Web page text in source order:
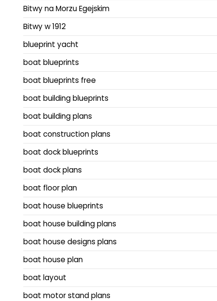
Bitwy na Morzu Egejskim
Bitwy w 1912
blueprint yacht
boat blueprints
boat blueprints free
boat building blueprints
boat building plans
boat construction plans
boat dock blueprints
boat dock plans
boat floor plan
boat house blueprints
boat house building plans
boat house designs plans
boat house plan
boat layout
boat motor stand plans